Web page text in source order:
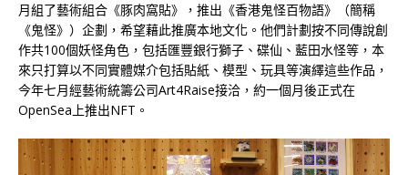
月組了藝術組合《豚肉窩貼》，推出《香港鬼怪百物語》（簡稱
《鬼怪》）企劃，希望藉此推廣本地文化。他們計劃按不同傳說創
作共100個妖怪角色，包括匯豐銀行獅子、碟仙、藍田水怪等，本
來只打算以不同實體媒介包括貼紙、模型、玩具等演繹這些作品，
今年七月經藝術統籌公司Art4Raise接洽，約一個月後正式在
OpenSea上推出NFT。